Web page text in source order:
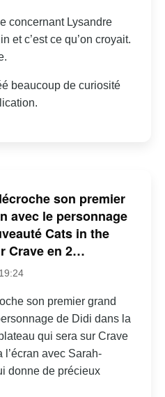
concernant Lysandre
et c’est ce qu’on croyait.
beaucoup de curiosité
son premier
avec le personnage
Cats in the
Crave en 2…
son premier grand
de Didi dans la
qui sera sur Crave
avec Sarah-
donne de précieux